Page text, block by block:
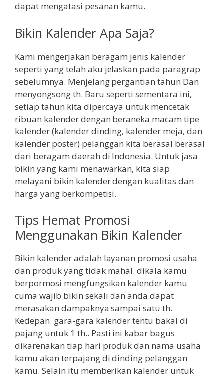
dapat mengatasi pesanan kamu.
Bikin Kalender Apa Saja?
Kami mengerjakan beragam jenis kalender
seperti yang telah aku jelaskan pada paragrap
sebelumnya. Menjelang pergantian tahun Dan
menyongsong th. Baru seperti sementara ini,
setiap tahun kita dipercaya untuk mencetak
ribuan kalender dengan beraneka macam tipe
kalender (kalender dinding, kalender meja, dan
kalender poster) pelanggan kita berasal berasal
dari beragam daerah di Indonesia. Untuk jasa
bikin yang kami menawarkan, kita siap
melayani bikin kalender dengan kualitas dan
harga yang berkompetisi.
Tips Hemat Promosi
Menggunakan Bikin Kalender
Bikin kalender adalah layanan promosi usaha
dan produk yang tidak mahal. dikala kamu
berpormosi mengfungsikan kalender kamu
cuma wajib bikin sekali dan anda dapat
merasakan dampaknya sampai satu th.
Kedepan. gara-gara kalender tentu bakal di
pajang untuk 1 th.. Pasti ini kabar bagus
dikarenakan tiap hari produk dan nama usaha
kamu akan terpajang di dinding pelanggan
kamu. Selain itu memberikan kalender untuk